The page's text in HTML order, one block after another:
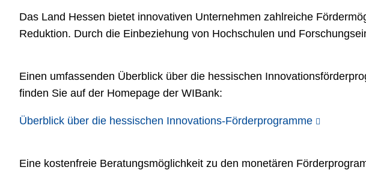
Das Land Hessen bietet innovativen Unternehmen zahlreiche
Reduktion. Durch die Einbeziehung von Hochschulen und
Einen umfassenden Überblick über die hessischen
finden Sie auf der Homepage der WIBank:
Überblick über die hessischen Innovations-Förderprogramme
Eine kostenfreie Beratungsmöglichkeit zu den monetären